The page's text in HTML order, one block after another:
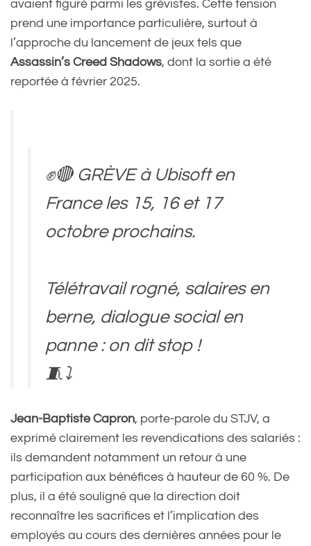
avaient figuré parmi les grévistes. Cette tension
prend une importance particulière, surtout à
l’approche du lancement de jeux tels que
Assassin’s Creed Shadows, dont la sortie a été
reportée à février 2025.
✊🔴 GRÈVE à Ubisoft en
France les 15, 16 et 17
octobre prochains.
Télétravail rogné, salaires en
berne, dialogue social en
panne : on dit stop !
🧵⤵️
— Syndicat des
Travailleureuses du Jeu
Vidéo (@stjv_fr)September
26, 2024
Jean-Baptiste Capron, porte-parole du STJV, a
exprimé clairement les revendications des salariés :
ils demandent notamment un retour à une
participation aux bénéfices à hauteur de 60 %. De
plus, il a été souligné que la direction doit
reconnaître les sacrifices et l’implication des
employés au cours des dernières années pour le